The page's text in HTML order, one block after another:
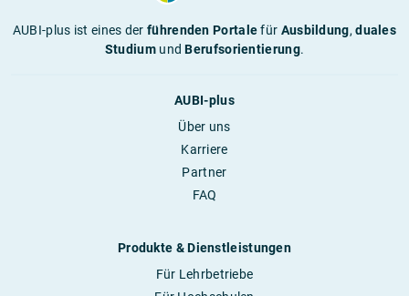
AUBI-plus ist eines derführenden Portalefür Ausbildung,duales
StudiumundBerufsorientierung.
AUBI-plus
Über uns
Karriere
Partner
FAQ
Produkte & Dienstleistungen
Für Lehrbetriebe